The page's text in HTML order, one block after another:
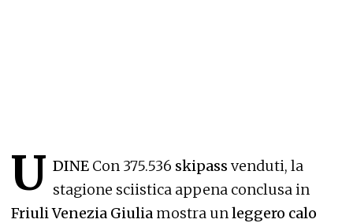
U DINE Con 375.536 skipass venduti, la
stagione sciistica appena conclusa in
Friuli Venezia Giulia mostra unleggero calo